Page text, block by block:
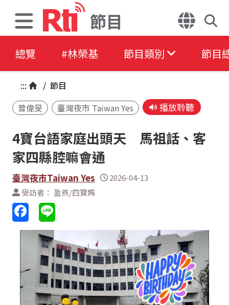
節目
總覽 #林榮基 節目類別 節目
::: / 節目
曾偉旻
臺灣夜市 Taiwan Yes 播放聆聽
4寶台語家庭出頭天 馬祖話、客
家四縣腔嘛會通
臺灣夜市Taiwan Yes
2026-04-13
受訪者： 盈燕/四寶媽